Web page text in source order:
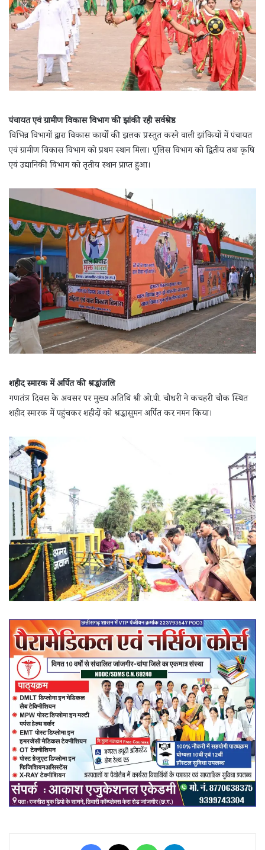
पंचायत एवं ग्रामीण विकास विभाग की झांकी रही सर्वश्रेष्ठ
विभिन्न विभागों द्वारा विकास कार्यों की झलक प्रस्तुत करने वाली झांकियों में पंचायत
एवं ग्रामीण विकास विभाग को प्रथम स्थान मिला। पुलिस विभाग को द्वितीय तथा कृषि
एवं उद्यानिकी विभाग को तृतीय स्थान प्राप्त हुआ।
शहीद स्मारक में अर्पित की श्रद्धांजलि
गणतंत्र दिवस के अवसर पर मुख्य अतिथि श्री ओ.पी. चौधरी ने कचहरी चौक स्थित
शहीद स्मारक में पहुंचकर शहीदों को श्रद्धासुमन अर्पित कर नमन किया।
Facebook WhatsApp